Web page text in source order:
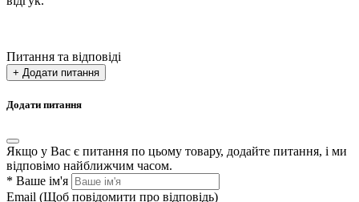
Питання та відповіді
+ Додати питання
Додати питання
Якщо у Вас є питання по цьому товару, додайте питання, і ми
відповімо найближчим часом.
* Ваше ім'я
Email (Щоб повідомити про відповідь)